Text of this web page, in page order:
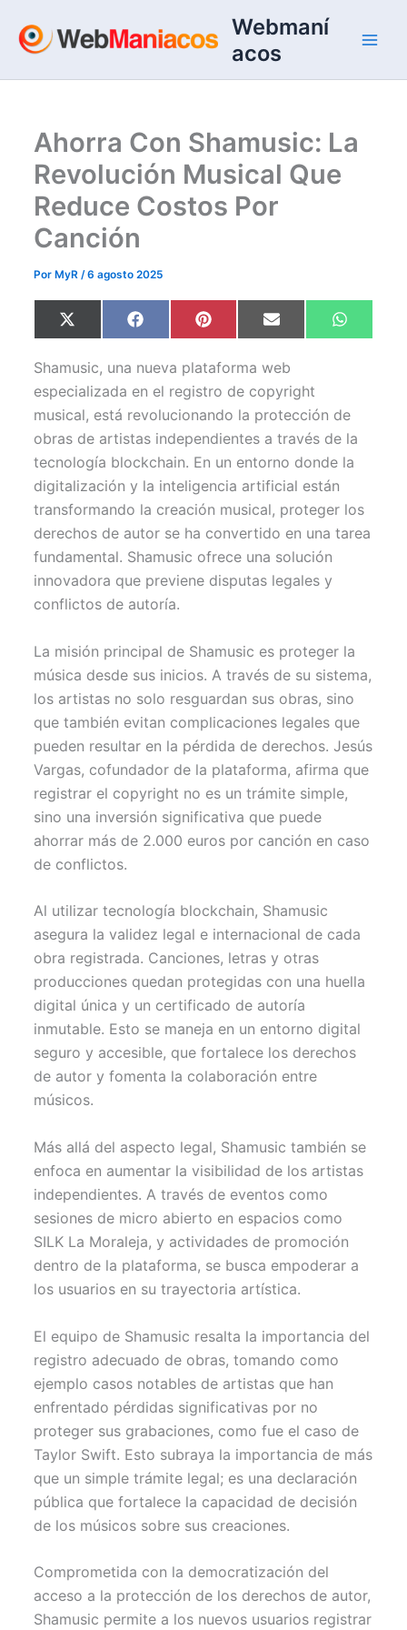
contenido
Webmaní
acos
Ahorra Con Shamusic: La
Revolución Musical Que
Reduce Costos Por
Canción
Por MyR/6 agosto 2025
Compartir
en
X
(
w
i
t
t
e
)
Compartir
en
F
a
e
b
o
o
k
Compartir
en
P
i
t
e
r
e
s
Compartir
en
E
m
i
l
en
W
h
p
Shamusic, una nueva plataforma web
especializada en el registro de copyright
musical, está revolucionando la protección de
obras de artistas independientes a través de la
tecnología blockchain. En un entorno donde la
digitalización y la inteligencia artificial están
transformando la creación musical, proteger los
derechos de autor se ha convertido en una tarea
fundamental. Shamusic ofrece una solución
innovadora que previene disputas legales y
conflictos de autoría.
La misión principal de Shamusic es proteger la
música desde sus inicios. A través de su sistema,
los artistas no solo resguardan sus obras, sino
que también evitan complicaciones legales que
pueden resultar en la pérdida de derechos. Jesús
Vargas, cofundador de la plataforma, afirma que
registrar el copyright no es un trámite simple,
sino una inversión significativa que puede
ahorrar más de 2.000 euros por canción en caso
de conflictos.
Al utilizar tecnología blockchain, Shamusic
asegura la validez legal e internacional de cada
obra registrada. Canciones, letras y otras
producciones quedan protegidas con una huella
digital única y un certificado de autoría
inmutable. Esto se maneja en un entorno digital
seguro y accesible, que fortalece los derechos
de autor y fomenta la colaboración entre
músicos.
Más allá del aspecto legal, Shamusic también se
enfoca en aumentar la visibilidad de los artistas
independientes. A través de eventos como
sesiones de micro abierto en espacios como
SILK La Moraleja, y actividades de promoción
dentro de la plataforma, se busca empoderar a
los usuarios en su trayectoria artística.
El equipo de Shamusic resalta la importancia del
registro adecuado de obras, tomando como
ejemplo casos notables de artistas que han
enfrentado pérdidas significativas por no
proteger sus grabaciones, como fue el caso de
Taylor Swift. Esto subraya la importancia de más
que un simple trámite legal; es una declaración
pública que fortalece la capacidad de decisión
de los músicos sobre sus creaciones.
Comprometida con la democratización del
acceso a la protección de los derechos de autor,
Shamusic permite a los nuevos usuarios registrar